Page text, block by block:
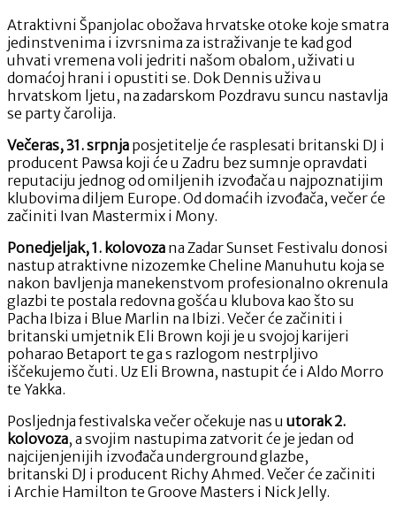
Atraktivni Španjolac obožava hrvatske otoke koje smatra
jedinstvenima i izvrsnima za istraživanje te kad god
uhvati vremena voli jedriti našom obalom, uživati u
domaćoj hrani i opustiti se. Dok Dennis uživa u
hrvatskom ljetu, na zadarskom Pozdravu suncu nastavlja
se party čarolija.
Večeras, 31. srpnja posjetitelje će rasplesati britanski DJ i
producent Pawsa koji će u Zadru bez sumnje opravdati
reputaciju jednog od omiljenih izvođača u najpoznatijim
klubovima diljem Europe. Od domaćih izvođača, večer će
začiniti Ivan Mastermix i Mony.
Ponedjeljak, 1. kolovoza na Zadar Sunset Festivalu donosi
nastup atraktivne nizozemke Cheline Manuhutu koja se
nakon bavljenja manekenstvom profesionalno okrenula
glazbi te postala redovna gošća u klubova kao što su
Pacha Ibiza i Blue Marlin na Ibizi. Večer će začiniti i
britanski umjetnik Eli Brown koji je u svojoj karijeri
poharao Betaport te ga s razlogom nestrpljivo
iščekujemo čuti. Uz Eli Browna, nastupit će i Aldo Morro
te Yakka.
Posljednja festivalska večer očekuje nas u utorak 2.
kolovoza, a svojim nastupima zatvorit će je jedan od
najcijenjenijih izvođača underground glazbe,
britanski DJ i producent Richy Ahmed. Večer će začiniti
i Archie Hamilton te Groove Masters i Nick Jelly.